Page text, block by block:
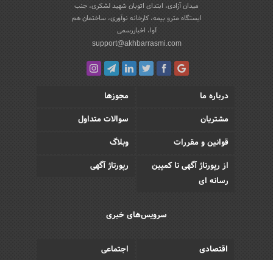
میدان آزادی، ابتدای اتوبان شهید لشکری، جنب
ایستگاه مترو بیمه، کارخانه نوآوری، ساختمان هم
آوا، اخباررسمی
support@akhbarrasmi.com
درباره ما
مجوزها
مشتریان
سوالات متداول
قوانین و مقررات
وبلاگ
از رپورتاژ آگهی تا کمپین
رسانه ای
رپورتاژ آگهی
سرویس‌های خبری
اقتصادی اجتماعی